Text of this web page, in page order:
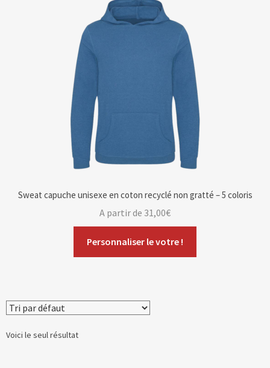
Sweat capuche unisexe en coton recyclé non gratté – 5 coloris
Personnaliser le votre !
A partir de 31,00€
Voici le seul résultat